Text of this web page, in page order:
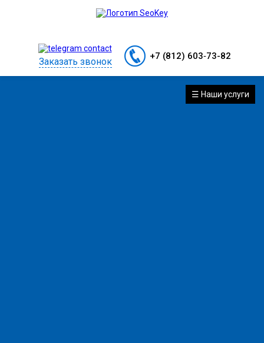
Заказать звонок
+7 (812) 603‑73-82
☰ Наши услуги